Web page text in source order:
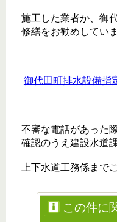
施工した業者か、御
修繕をお勧めしていま
御代田町排水設備指
不審な電話があった
確認のうえ建設水道
上下水道工務係まで
この件に